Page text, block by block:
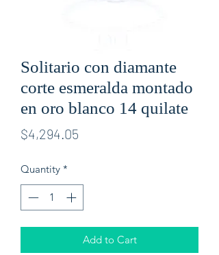
Solitario con diamante
corte esmeralda montado
en oro blanco 14 quilate
$4,294.05
Quantity *
Add to Cart